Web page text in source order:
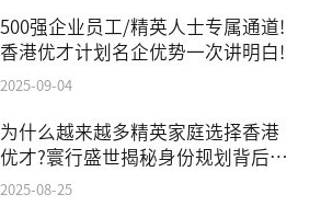
500强企业员工/精英人士专属通道!
香港优才计划名企优势一次讲明白!
2025-09-04
为什么越来越多精英家庭选择香港
优才?寰行盛世揭秘身份规划背后的
教育红利
2025-08-25